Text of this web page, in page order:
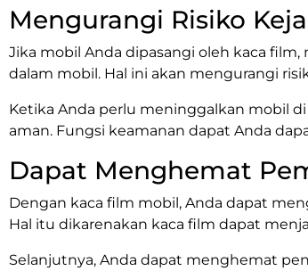
Mengurangi Risiko
Jika mobil Anda dipasangi oleh kaca
dalam mobil. Hal ini akan mengurangi
Ketika Anda perlu meninggalkan mobil
aman. Fungsi keamanan dapat Anda
Dapat Menghemat
Dengan kaca film mobil, Anda dapat
Hal itu dikarenakan kaca film dapat
Selanjutnya, Anda dapat menghemat